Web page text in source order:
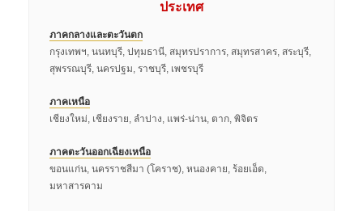
ประเทศ
ภาคกลางและตะวันตก
กรุงเทพฯ, นนทบุรี, ปทุมธานี, สมุทรปราการ, สมุทรสาคร, สระบุรี,
สุพรรณบุรี, นครปฐม, ราชบุรี, เพชรบุรี
ภาคเหนือ
เชียงใหม่, เชียงราย, ลำปาง, แพร่-น่าน, ตาก, พิจิตร
ภาคตะวันออกเฉียงเหนือ
ขอนแก่น, นครราชสีมา (โคราช), หนองคาย, ร้อยเอ็ด,
มหาสารคาม